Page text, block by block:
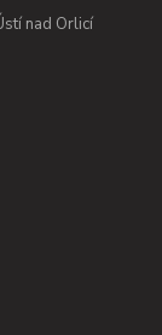
nad Orlicí